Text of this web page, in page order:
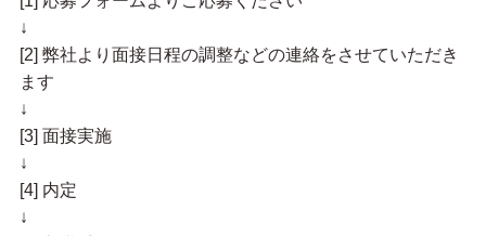
↓
[2] 弊社より面接日程の調整などの連絡をさせていただき
ます
↓
[3] 面接実施
↓
[4] 内定
↓